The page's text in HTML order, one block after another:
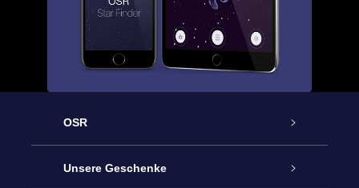
OSR
Service
Unsere Geschenke